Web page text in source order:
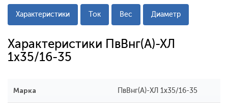
Характеристики Ток Вес Диаметр
Характеристики ПвВнг(А)-ХЛ
1х35/16-35
Марка ПвВнг(А)-ХЛ 1х35/16-35